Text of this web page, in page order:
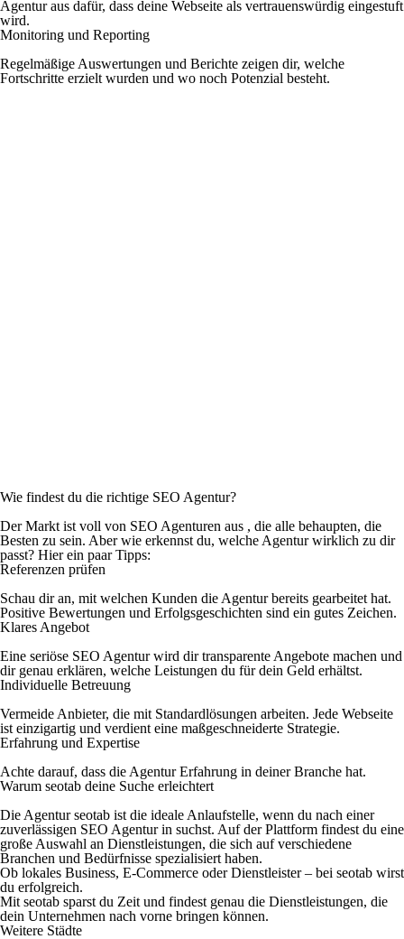
Agentur aus dafür, dass deine Webseite als vertrauenswürdig eingestuft
wird.
Monitoring und Reporting
Regelmäßige Auswertungen und Berichte zeigen dir, welche
Fortschritte erzielt wurden und wo noch Potenzial besteht.
Wie findest du die richtige SEO Agentur?
Der Markt ist voll von SEO Agenturen aus , die alle behaupten, die
Besten zu sein. Aber wie erkennst du, welche Agentur wirklich zu dir
passt? Hier ein paar Tipps:
Referenzen prüfen
Schau dir an, mit welchen Kunden die Agentur bereits gearbeitet hat.
Positive Bewertungen und Erfolgsgeschichten sind ein gutes Zeichen.
Klares Angebot
Eine seriöse SEO Agentur wird dir transparente Angebote machen und
dir genau erklären, welche Leistungen du für dein Geld erhältst.
Individuelle Betreuung
Vermeide Anbieter, die mit Standardlösungen arbeiten. Jede Webseite
ist einzigartig und verdient eine maßgeschneiderte Strategie.
Erfahrung und Expertise
Achte darauf, dass die Agentur Erfahrung in deiner Branche hat.
Warum seotab deine Suche erleichtert
Die Agentur seotab ist die ideale Anlaufstelle, wenn du nach einer
zuverlässigen SEO Agentur in suchst. Auf der Plattform findest du eine
große Auswahl an Dienstleistungen, die sich auf verschiedene
Branchen und Bedürfnisse spezialisiert haben.
Ob lokales Business, E-Commerce oder Dienstleister – bei seotab wirst
du erfolgreich.
Mit seotab sparst du Zeit und findest genau die Dienstleistungen, die
dein Unternehmen nach vorne bringen können.
Weitere Städte